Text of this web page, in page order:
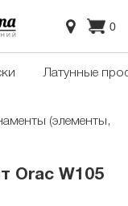
0
Латунные
(элементы,
Orac W105